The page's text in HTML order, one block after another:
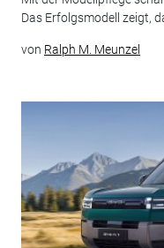
Das Erfolgsmodell zeigt,
von Ralph M. Meunzel